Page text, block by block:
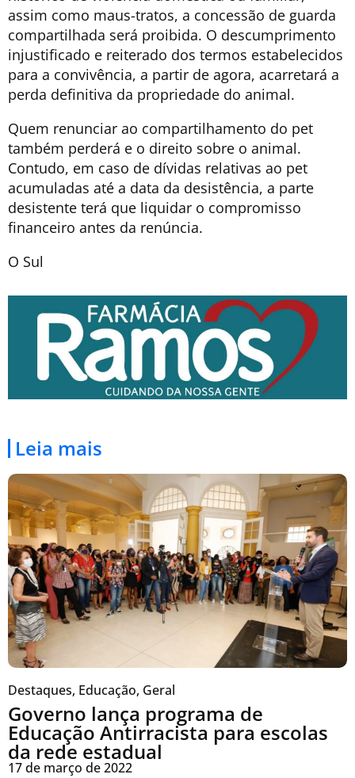
assim como maus-tratos, a concessão de guarda
compartilhada será proibida. O descumprimento
injustificado e reiterado dos termos estabelecidos
para a convivência, a partir de agora, acarretará a
perda definitiva da propriedade do animal.
Quem renunciar ao compartilhamento do pet
também perderá e o direito sobre o animal.
Contudo, em caso de dívidas relativas ao pet
acumuladas até a data da desistência, a parte
desistente terá que liquidar o compromisso
financeiro antes da renúncia.
O Sul
Leia mais
Destaques, Educação, Geral
Governo lança programa de
Educação Antirracista para escolas
da rede estadual
17 de março de 2022